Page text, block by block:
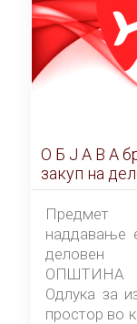
О Б Ј А В А
закуп на
Предмет
наддавање
деловен
ОПШТИНА
Одлука за
простор во